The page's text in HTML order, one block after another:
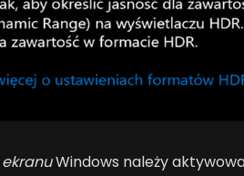
Windows należy